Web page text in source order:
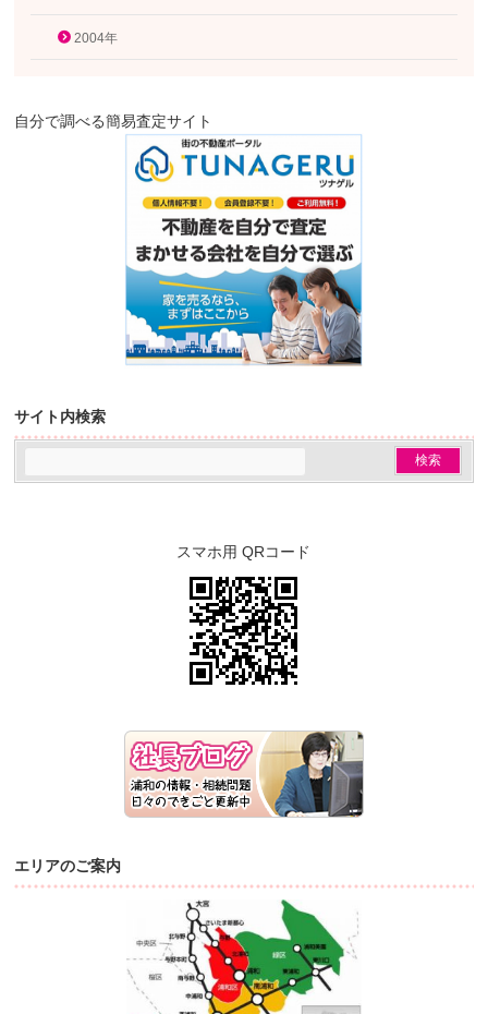
2004年
自分で調べる簡易査定サイト
サイト内検索
スマホ用 QRコード
エリアのご案内